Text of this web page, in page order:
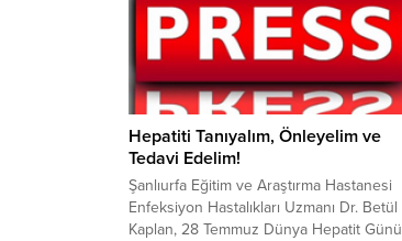
Hepatiti Tanıyalım, Önleyelim ve
Tedavi Edelim!
Şanlıurfa Eğitim ve Araştırma Hastanesi
Enfeksiyon Hastalıkları Uzmanı Dr. Betül
Kaplan, 28 Temmuz Dünya Hepatit Günü